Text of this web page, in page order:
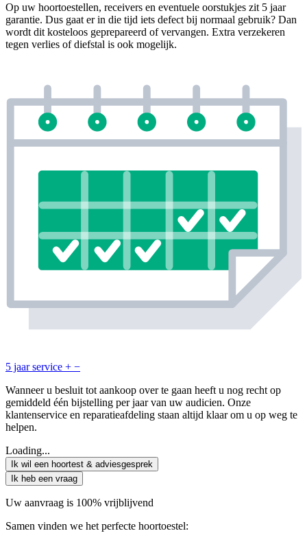
Op uw hoortoestellen, receivers en eventuele oorstukjes zit 5 jaar
garantie. Dus gaat er in die tijd iets defect bij normaal gebruik? Dan
wordt dit kosteloos geprepareerd of vervangen. Extra verzekeren
tegen verlies of diefstal is ook mogelijk.
5 jaar service + −
Wanneer u besluit tot aankoop over te gaan heeft u nog recht op
gemiddeld één bijstelling per jaar van uw audicien. Onze
klantenservice en reparatieafdeling staan altijd klaar om u op weg te
helpen.
Loading...
Ik wil een hoortest & adviesgesprek
Ik heb een vraag
Uw aanvraag is 100% vrijblijvend
Samen vinden we het perfecte hoortoestel: